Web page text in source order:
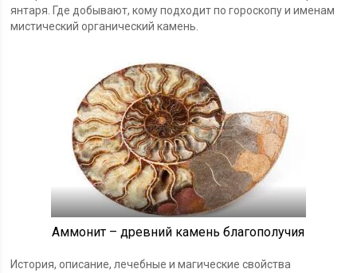
янтаря. Где добывают, кому подходит по гороскопу и именам
мистический органический камень.
Аммонит – древний камень благополучия
История, описание, лечебные и магические свойства